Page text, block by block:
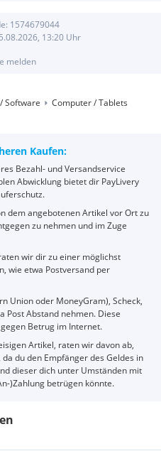
1574679044
13:20Uhr
melden
Software
Computer / Tablets
Kaufen:
Bezahl- und Versandservice
Abwicklung bietet dir PayLivery
dem angebotenen Artikel vor Ort zu
zu nehmen und im Zuge
wir dir zu einer möglichst
wie etwa Postversand per
Union oder MoneyGram), Scheck,
Post Abstand nehmen. Diese
Betrug im Internet.
Artikel, raten wir davon ab,
du den Empfänger des Geldes in
dieser dich unter Umständen mit
)Zahlung betrügen könnte.